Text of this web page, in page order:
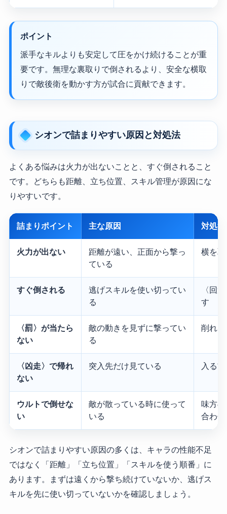
ポイント
派手なキルよりも安定して圧をかけ続けることが重
要です。無理な裏取りで倒されるより、安全な横取
りで敵後衛を動かす方が試合に貢献できます。
シオンで詰まりやすい原因と対処法
よくある悩みは火力が出ないことと、すぐ倒されること
です。どちらも距離、立ち位置、スキル管理が原因にな
りやすいです。
詰まりポイント 主な原因 対処法
火力が出ない
距離が遠い、正面から撃っ
ている
横を
すぐ倒される
逃げスキルを使い切ってい
る
〈回
す
〈罰〉が当たら
ない
敵の動きを見ずに撃ってい
る
削れ
〈凶走〉で帰れ
ない
突入先だけ見ている 入る
ウルトで倒せな
い
敵が散っている時に使って
いる
味方
合わせ
シオンで詰まりやすい原因の多くは、キャラの性能不足
ではなく「距離」「立ち位置」「スキルを使う順番」に
あります。まずは遠くから撃ち続けていないか、逃げス
キルを先に使い切っていないかを確認しましょう。